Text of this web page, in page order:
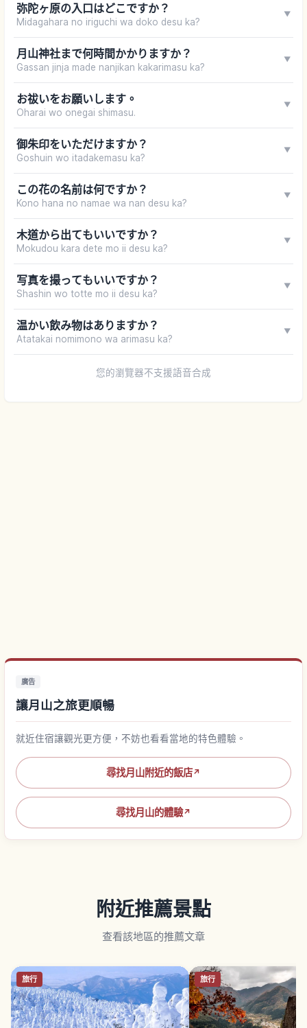
弥陀ヶ原の入口はどこですか？
Midagahara no iriguchi wa doko desu ka?
▼
月山神社まで何時間かかりますか？
Gassan jinja made nanjikan kakarimasu ka?
▼
お祓いをお願いします。
Oharai wo onegai shimasu.
▼
御朱印をいただけますか？
Goshuin wo itadakemasu ka?
▼
この花の名前は何ですか？
Kono hana no namae wa nan desu ka?
▼
木道から出てもいいですか？
Mokudou kara dete mo ii desu ka?
▼
写真を撮ってもいいですか？
Shashin wo totte mo ii desu ka?
▼
温かい飲み物はありますか？
Atatakai nomimono wa arimasu ka?
▼
您的瀏覽器不支援語音合成
廣告
讓月山之旅更順暢
就近住宿讓觀光更方便，不妨也看看當地的特色體驗。
尋找月山附近的飯店↗
尋找月山的體驗↗
附近推薦景點
查看該地區的推薦文章
旅行 旅行